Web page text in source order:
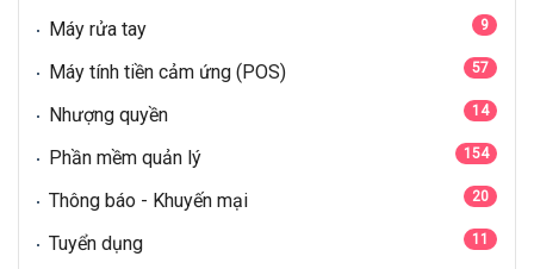
Máy rửa tay 9
Máy tính tiền cảm ứng (POS) 57
Nhượng quyền 14
Phần mềm quản lý 154
Thông báo - Khuyến mại 20
Tuyển dụng 11